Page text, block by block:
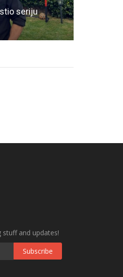
seriju
stuff and updates!
Subscribe